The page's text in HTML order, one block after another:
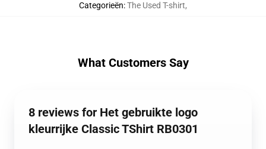
Categorieën:The Used T-shirt,
What Customers Say
8 reviews for Het gebruikte logo
kleurrijke Classic TShirt RB0301